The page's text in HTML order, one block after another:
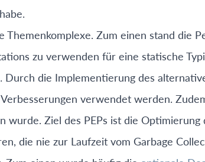
Themenkomplexe. Zum einen stand die
zu verwenden für eine statische
Durch die Implementierung des
verwendet werden.
Ziel des PEPs ist die
die nie zur Laufzeit vom Garbage